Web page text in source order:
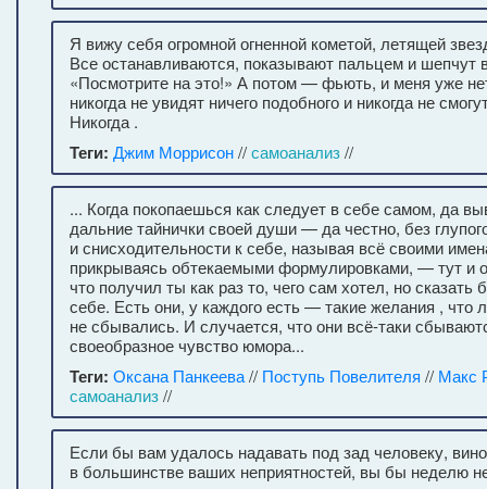
Я вижу себя огромной огненной кометой, летящей
Все останавливаются, показывают пальцем и шепчут
«Посмотрите на это!» А потом — фьють, и меня уже
никогда не увидят ничего подобного и никогда не
Никогда .
Теги: Джим Моррисон//самоанализ//
... Когда покопаешься как следует в себе самом, да
дальние тайнички своей души — да честно, без
и снисходительности к себе, называя всё своими
прикрываясь обтекаемыми формулировками, — тут и
что получил ты как раз то, чего сам хотел, но
себе. Есть они, у каждого есть — такие желания , что
не сбывались. И случается, что они всё-таки
своеобразное чувство юмора...
Теги: Оксана Панкеева// Поступь Повелителя // Макс
самоанализ//
Если бы вам удалось надавать под зад человеку,
в большинстве ваших неприятностей, вы бы неделю